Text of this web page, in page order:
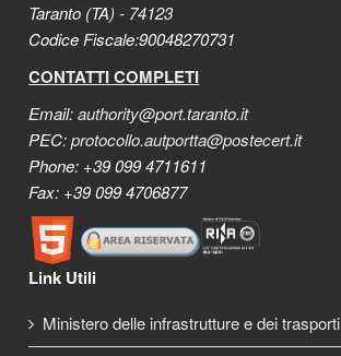
Taranto (TA) - 74123
Codice Fiscale:90048270731
CONTATTI COMPLETI
Email:authority@port.taranto.it
PEC:protocollo.autportta@postecert.it
Phone: +39 099 4711611
Fax: +39 099 4706877
Link Utili
Ministero delle infrastrutture e dei trasporti